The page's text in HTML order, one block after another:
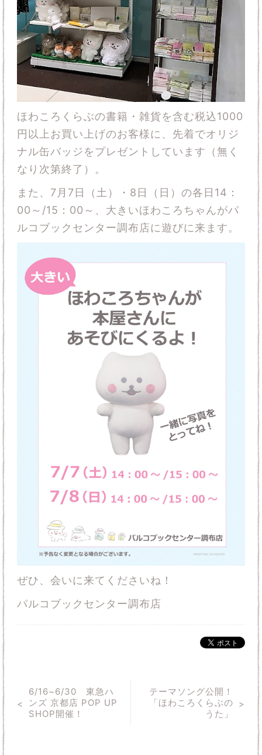
ほわころくらぶの書籍・雑貨を含む税込1000
円以上お買い上げのお客様に、先着でオリジ
ナル缶バッジをプレゼントしています（無く
なり次第終了）。
また、7月7日（土）・8日（日）の各日14：
00～/15：00～、大きいほわころちゃんがパ
ルコブックセンター調布店に遊びに来ます。
ぜひ、会いに来てくださいね！
パルコブックセンター調布店
6/16~6/30 東急ハ
ンズ 京都店 POP UP
SHOP開催！
テーマソング公開！
「ほわころくらぶの
うた」